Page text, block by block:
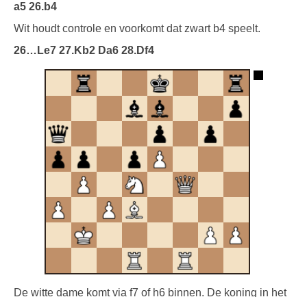
a5 26.b4
Wit houdt controle en voorkomt dat zwart b4 speelt.
26…Le7 27.Kb2 Da6 28.Df4
De witte dame komt via f7 of h6 binnen. De koning in het